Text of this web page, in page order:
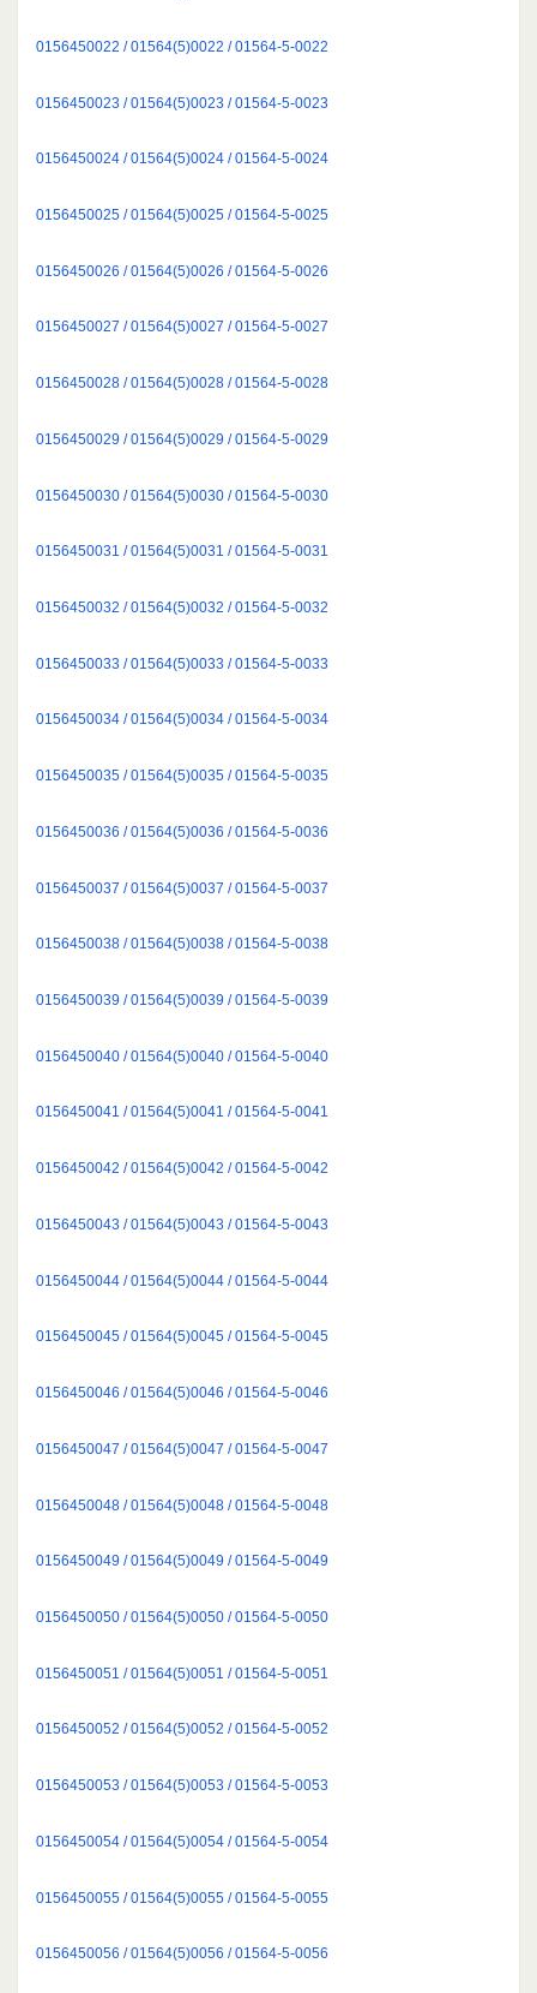
0156450022 / 01564(5)0022 / 01564-5-0022
0156450023 / 01564(5)0023 / 01564-5-0023
0156450024 / 01564(5)0024 / 01564-5-0024
0156450025 / 01564(5)0025 / 01564-5-0025
0156450026 / 01564(5)0026 / 01564-5-0026
0156450027 / 01564(5)0027 / 01564-5-0027
0156450028 / 01564(5)0028 / 01564-5-0028
0156450029 / 01564(5)0029 / 01564-5-0029
0156450030 / 01564(5)0030 / 01564-5-0030
0156450031 / 01564(5)0031 / 01564-5-0031
0156450032 / 01564(5)0032 / 01564-5-0032
0156450033 / 01564(5)0033 / 01564-5-0033
0156450034 / 01564(5)0034 / 01564-5-0034
0156450035 / 01564(5)0035 / 01564-5-0035
0156450036 / 01564(5)0036 / 01564-5-0036
0156450037 / 01564(5)0037 / 01564-5-0037
0156450038 / 01564(5)0038 / 01564-5-0038
0156450039 / 01564(5)0039 / 01564-5-0039
0156450040 / 01564(5)0040 / 01564-5-0040
0156450041 / 01564(5)0041 / 01564-5-0041
0156450042 / 01564(5)0042 / 01564-5-0042
0156450043 / 01564(5)0043 / 01564-5-0043
0156450044 / 01564(5)0044 / 01564-5-0044
0156450045 / 01564(5)0045 / 01564-5-0045
0156450046 / 01564(5)0046 / 01564-5-0046
0156450047 / 01564(5)0047 / 01564-5-0047
0156450048 / 01564(5)0048 / 01564-5-0048
0156450049 / 01564(5)0049 / 01564-5-0049
0156450050 / 01564(5)0050 / 01564-5-0050
0156450051 / 01564(5)0051 / 01564-5-0051
0156450052 / 01564(5)0052 / 01564-5-0052
0156450053 / 01564(5)0053 / 01564-5-0053
0156450054 / 01564(5)0054 / 01564-5-0054
0156450055 / 01564(5)0055 / 01564-5-0055
0156450056 / 01564(5)0056 / 01564-5-0056